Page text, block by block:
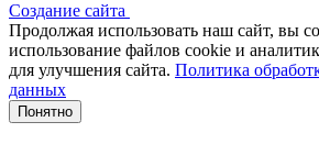
Создание сайта
Продолжая использовать наш сайт, вы
использование файлов сооkіе и
для улучшения сайта. Политика
данных
Понятно